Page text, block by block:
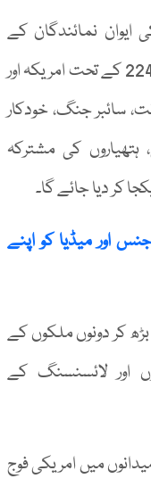
نمائندگان کے
2027 کے قومی دفاعی بل کی شق نمبر 224 کے تحت امریکہ اور
سائبر جنگ، خودکار
ہتھیاروں کی مشترکہ
کر دیا جائے گا۔
اور میڈیا کو اپنے
کر دونوں ملکوں کے
اور لائسنسنگ کے
میں امریکی فوج